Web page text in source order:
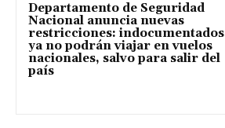
Departamento de Seguridad
Nacional anuncia nuevas
restricciones: indocumentados
ya no podrán viajar en vuelos
nacionales, salvo para salir del
país